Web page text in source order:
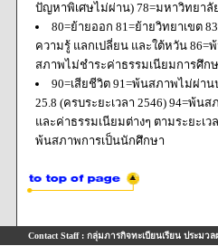
ปัญหาพิเศษไม่ผ่าน) 78=มหาวิทยา
80=ย้ายออก 81=ย้ายวิทยาเขต
ความรู้ แลกเปลี่ยน และใต้หวัน
สภาพไม่ชำระค่าธรรมเนียมการศึก
90=เสียชีวิต 91=พ้นสภาพไม่ผ่า
25.8 (ครบระยะเวลา 2546) 94=พ้
และค่าธรรมเนียมต่างๆ ตามระยะเ
พ้นสภาพการเป็นนักศึกษา
Contact Staff : กลุ่มภารกิจทะเบียนเรียน ประมวล